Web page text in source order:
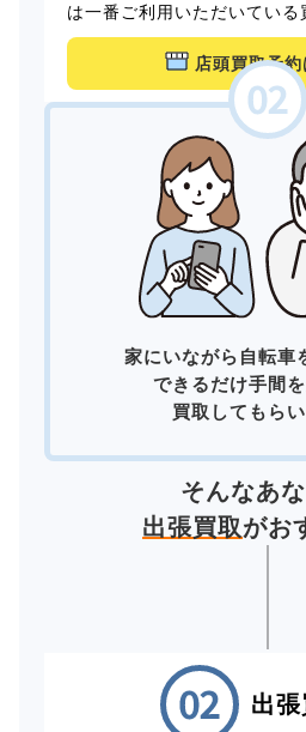
は一番ご利用いただいている
店頭買取予
家にいながら自転車
できるだけ手間
買取してもらい
そんなあ
出張買取がお
出張